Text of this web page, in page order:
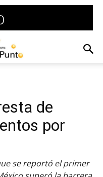
de
por
se reportó el primer